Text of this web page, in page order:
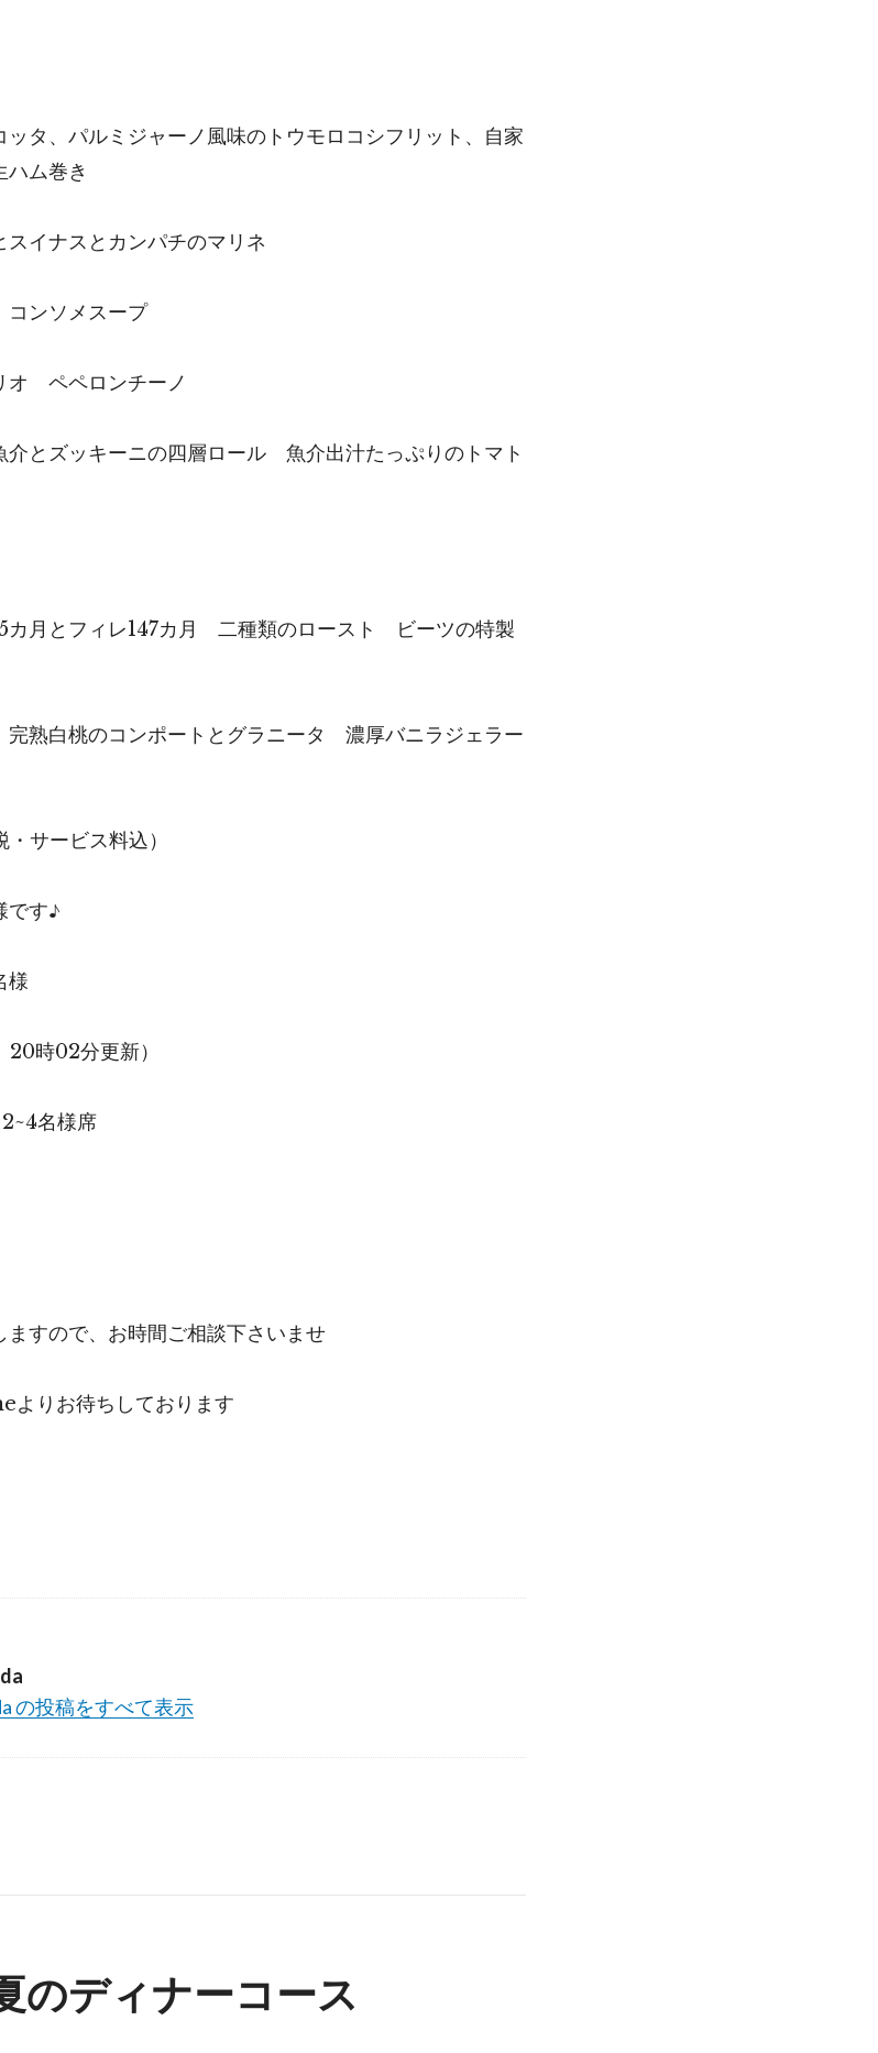
ッタ、パルミジャーノ風味のトウモロコシフリット、自家
ハム巻き
イナスとカンパチのマリネ
コンソメスープ
オ ペペロンチーノ
介とズッキーニの四層ロール 魚介出汁たっぷりのトマト
月とフィレ147カ月 二種類のロースト ビーツの特製
熟白桃のコンポートとグラニータ 濃厚バニラジェラー
サービス料込）
です♪
様
時02分更新）
名様席
すので、お時間ご相談下さいませ
よりお待ちしております
の投稿をすべて表示
ディナーコース